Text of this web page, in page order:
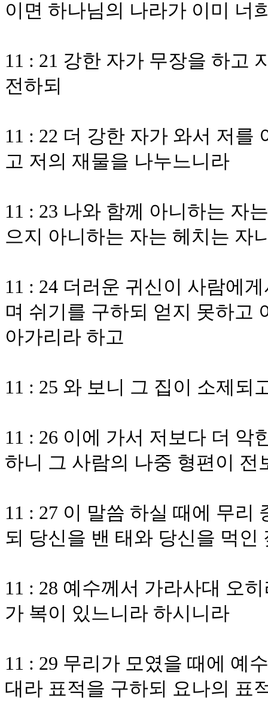
이면 하나님의 나라가 이미 너
11 : 21 강한 자가 무장을 하고
전하되
11 : 22 더 강한 자가 와서 저를
고 저의 재물을 나누느니라
11 : 23 나와 함께 아니하는 자
으지 아니하는 자는 헤치는 자
11 : 24 더러운 귀신이 사람에
며 쉬기를 구하되 얻지 못하고
아가리라 하고
11 : 25 와 보니 그 집이 소제되
11 : 26 이에 가서 저보다 더 악
하니 그 사람의 나중 형편이 전
11 : 27 이 말씀 하실 때에 무리
되 당신을 밴 태와 당신을 먹
11 : 28 예수께서 가라사대 오
가 복이 있느니라 하시니라
11 : 29 무리가 모였을 때에 예
대라 표적을 구하되 요나의 표